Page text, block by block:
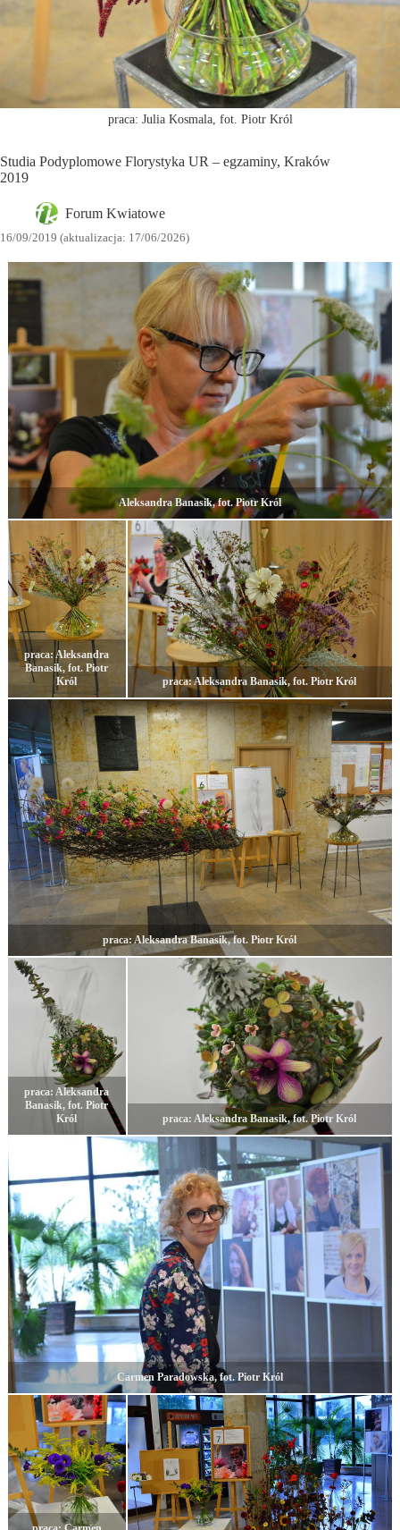
praca: Julia Kosmala, fot. Piotr Król
Studia Podyplomowe Florystyka UR – egzaminy, Kraków
2019
Forum Kwiatowe
16/09/2019 (aktualizacja: 17/06/2026)
Aleksandra Banasik, fot. Piotr Król
praca: Aleksandra
Banasik, fot. Piotr
Król
praca: Aleksandra Banasik, fot. Piotr Król
praca: Aleksandra Banasik, fot. Piotr Król
praca: Aleksandra
Banasik, fot. Piotr
Król
praca: Aleksandra Banasik, fot. Piotr Król
Carmen Paradowska, fot. Piotr Król